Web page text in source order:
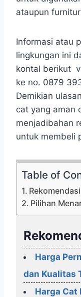
ataupun
Informasi atau
lingkungan ini
kontal berikut
ke no. 0879
Demikian ulasan
cat yang aman
menjadibahan
untuk membeli
Table of
Pilihan
Harga
dan Kualitas
Harga Cat